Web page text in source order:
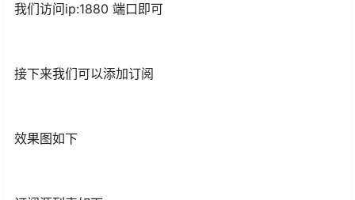
我们访问ip:1880 端口即可
接下来我们可以添加订阅
效果图如下